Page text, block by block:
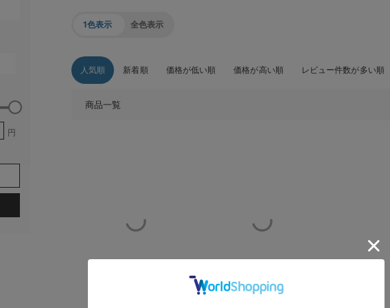
円
1色表示 全色表示
人気順 新着順 価格が低い順 価格が高い順 レビュー件数が多い順
商品一覧